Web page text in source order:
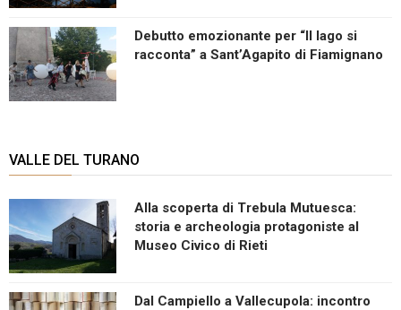
Debutto emozionante per “Il lago si
racconta” a Sant’Agapito di Fiamignano
VALLE DEL TURANO
Alla scoperta di Trebula Mutuesca:
storia e archeologia protagoniste al
Museo Civico di Rieti
Dal Campiello a Vallecupola: incontro